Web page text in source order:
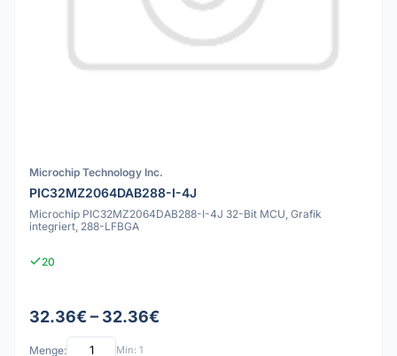
Microchip Technology Inc.
PIC32MZ2064DAB288-I-4J
Microchip PIC32MZ2064DAB288-I-4J 32-Bit MCU, Grafik
integriert, 288-LFBGA
20
32.36€ – 32.36€
Menge: Min: 1